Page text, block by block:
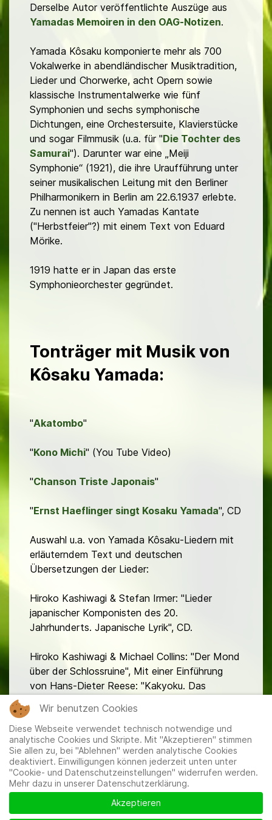
Derselbe Autor veröffentlichte Auszüge aus
Yamadas Memoiren in den OAG-Notizen.
Yamada Kôsaku komponierte mehr als 700
Vokalwerke in abendländischer Musiktradition,
Lieder und Chorwerke, acht Opern sowie
klassische Instrumentalwerke wie fünf
Symphonien und sechs symphonische
Dichtungen, eine Orchestersuite, Klavierstücke
und sogar Filmmusik (u.a. für "Die Tochter des
Samurai"). Darunter war eine „Meiji
Symphonie“ (1921), die ihre Uraufführung unter
seiner musikalischen Leitung mit den Berliner
Philharmonikern in Berlin am 22.6.1937 erlebte.
Zu nennen ist auch Yamadas Kantate
("Herbstfeier"?) mit einem Text von Eduard
Mörike.
1919 hatte er in Japan das erste
Symphonieorchester gegründet.
Tonträger mit Musik von
Kôsaku Yamada:
"Akatombo"
"Kono Michi" (You Tube Video)
"Chanson Triste Japonais"
"Ernst Haeflinger singt Kosaku Yamada", CD
Auswahl u.a. von Yamada Kôsaku-Liedern mit
erläuterndem Text und deutschen
Übersetzungen der Lieder:
Hiroko Kashiwagi & Stefan Irmer: "Lieder
japanischer Komponisten des 20.
Jahrhunderts. Japanische Lyrik", CD.
Hiroko Kashiwagi & Michael Collins: "Der Mond
über der Schlossruine", Mit einer Einführung
von Hans-Dieter Reese: "Kakyoku. Das
Mitglieder|Impressum|Datenschutzerklärung|Cookie-
und Datenschutzeinstellungen
Wir benutzen Cookies
Diese Webseite verwendet technisch notwendige und
analytische Cookies und Skripte. Mit "Akzeptieren" stimmen
Sie allen zu, bei "Ablehnen" werden analytische Cookies
deaktiviert. Einwilligungen können jederzeit unten unter
"Cookie- und Datenschutzeinstellungen" widerrufen werden.
Mehr dazu in unserer Datenschutzerklärung.
Akzeptieren